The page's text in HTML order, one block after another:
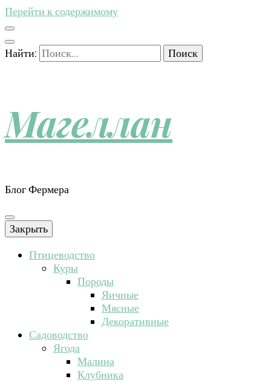
Перейти к содержимому
Найти:
Магеллан
Блог Фермера
Закрыть
Птицеводство
Куры
Породы
Яичные
Мясные
Декоративные
Садоводство
Ягода
Малина
Клубника